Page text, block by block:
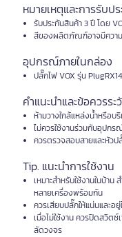
หมายเหตุและการรับป
รับประกันสินค้า 3 ปี โดย
สีของผลิตภัณฑ์อาจมีควา
อุปกรณ์ภายในกล่อง
ปลั๊กไฟ VOX รุ่น
คำแนะนำและข้อควรระ
ห้ามวางใกล้แหล่งน้ำหรือ
ไม่ควรใช้งานร่วมกับอุปก
ควรตรวจสอบสายและหัว
Tip. แนะนำการใช้งาน
เหมาะสำหรับใช้งานในบ้า
หลายเครื่องพร้อมกัน
ควรเสียบปลั๊กให้แน่นและอ
เมื่อไม่ใช้งาน ควรปิดสวิต
ลัดวงจร